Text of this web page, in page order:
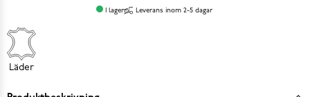
I lager Leverans inom 2-5 dagar
Läder